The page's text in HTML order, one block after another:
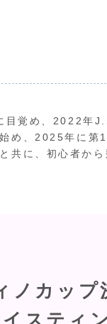
カップ
スティ
目覚め、2022年
め、2025年に第
共に、初心者か